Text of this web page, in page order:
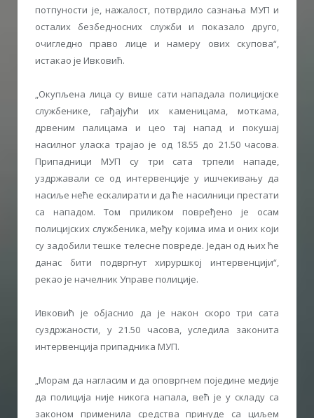
потпуности је, нажалост, потврдило сазнања МУП и
осталих безбедносних служби и показало друго,
очигледно право лице и намеру ових скупова“,
истакао је Ивковић.
„Окупљена лица су више сати нападала полицијске
службенике, гађајући их каменицама, моткама,
дрвеним палицама и цео тај напад и покушај
насилног уласка трајао је од 18.55 до 21.50 часова.
Припадници МУП су три сата трпели нападе,
уздржавали се од интервенције у ишчекивању да
насиље неће ескалирати и да ће насилници престати
са нападом. Том приликом повређено је осам
полицијских службеника, међу којима има и оних који
су задобили тешке телесне повреде. Један од њих ће
данас бити подвргнут хируршкој интервенцији“,
рекао је начелник Управе полиције.
Ивковић је објаснио да је након скоро три сата
суздржаности, у 21.50 часова, уследила законита
интервенција припадника МУП.
„Морам да нагласим и да оповргнем поједине медије
да полиција није никога напала, већ је у складу са
законом применила средства принуде са циљем